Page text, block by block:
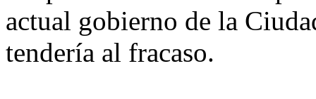
actual gobierno de la
tendería al fracaso.